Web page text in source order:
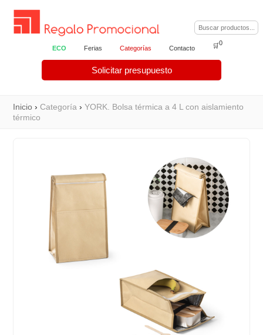
ECO Ferias Categorías Contacto
Solicitar presupuesto
🛒0
Inicio ›Categoría ›YORK. Bolsa térmica a 4 L con aislamiento
térmico